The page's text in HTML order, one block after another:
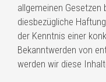
allgemeinen Gesetzen
diesbezügliche
der Kenntnis einer
Bekanntwerden von
werden wir diese